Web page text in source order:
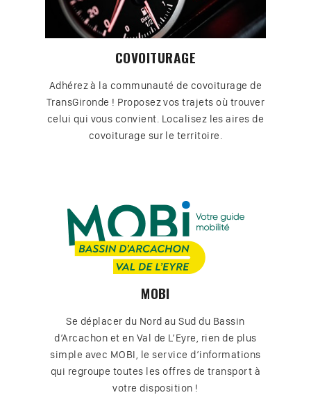
COVOITURAGE
Adhérez à la communauté de covoiturage de
TransGironde ! Proposez vos trajets où trouver
celui qui vous convient. Localisez les aires de
covoiturage sur le territoire.
MOBI
Se déplacer du Nord au Sud du Bassin
d’Arcachon et en Val de L’Eyre, rien de plus
simple avec MOBI, le service d’informations
qui regroupe toutes les offres de transport à
votre disposition !